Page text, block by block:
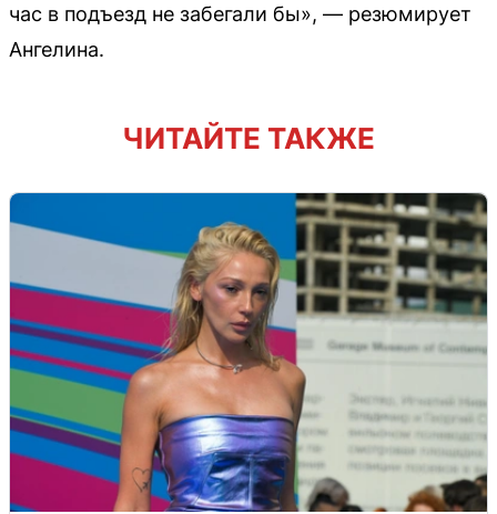
час в подъезд не забегали бы», — резюмирует
Ангелина.
ЧИТАЙТЕ ТАКЖЕ